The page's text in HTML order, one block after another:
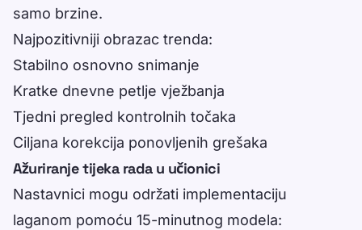
samo brzine.
Najpozitivniji obrazac trenda:
Stabilno osnovno snimanje
Kratke dnevne petlje vježbanja
Tjedni pregled kontrolnih točaka
Ciljana korekcija ponovljenih grešaka
Ažuriranje tijeka rada u učionici
Nastavnici mogu održati implementaciju
laganom pomoću 15-minutnog modela: